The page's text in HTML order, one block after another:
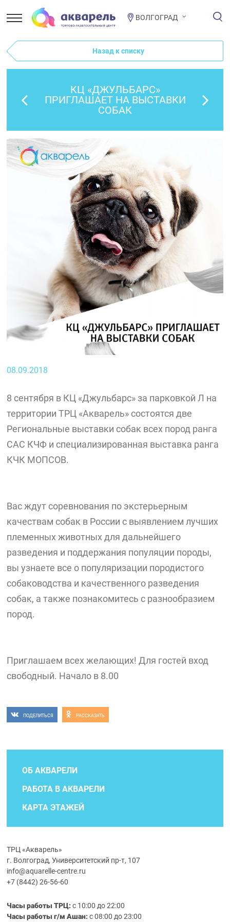
ВОЛГОГРАД
Назад к списку
КЦ «ДЖУЛЬБАРС»
ПРИГЛАШАЕТ НА ВЫСТАВКИ
СОБАК
08.09.2018
8 сентября в КЦ «Джульбарс» за парковкой Л на
территории ТРЦ «Акварель» состоятся две
Региональные выставки собак всех пород ранга
САС КЧФ и специализированная выставка ранга
КЧК МОПСОВ.
Вас ждут соревнования по экстерьерным
качествам собак в России с выявлением лучших
племенных животных для дальнейшего
разведения и поддержания популяции породы,
вы узнаете все о популяризации породистого
собаководства и качественного разведения
собак, а также познакомитесь с разнообразием
пород.
Приглашаем всех желающих! Для гостей вход
свободный. Начало в 8.00
ПОДЕЛИТЬСЯ РАССКАЗАТЬ
ОБ АКВАРЕЛИ
РАБОТА В АКВАРЕЛИ
КАРТА ЭТАЖЕЙ
ТРЦ «Акварель»
г. Волгоград, Университетский пр-т, 107
info@aquarelle-centre.ru
+7 (8442) 26-56-60
Часы работы ТРЦ:с 10:00 до 22:00
Часы работы г/м Ашан:с 08:00 до 23:00